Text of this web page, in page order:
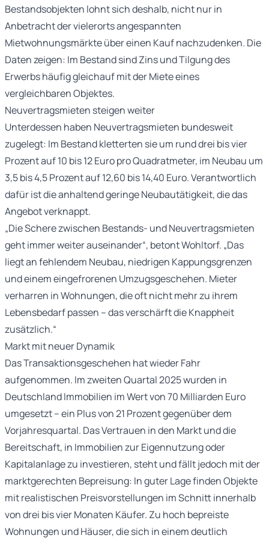
Bestandsobjekten lohnt sich deshalb, nicht nur in
Anbetracht der vielerorts angespannten
Mietwohnungsmärkte über einen Kauf nachzudenken. Die
Daten zeigen: Im Bestand sind Zins und Tilgung des
Erwerbs häufig gleichauf mit der Miete eines
vergleichbaren Objektes.
Neuvertragsmieten steigen weiter
Unterdessen haben Neuvertragsmieten bundesweit
zugelegt: Im Bestand kletterten sie um rund drei bis vier
Prozent auf 10 bis 12 Euro pro Quadratmeter, im Neubau um
3,5 bis 4,5 Prozent auf 12,60 bis 14,40 Euro. Verantwortlich
dafür ist die anhaltend geringe Neubautätigkeit, die das
Angebot verknappt.
„Die Schere zwischen Bestands- und Neuvertragsmieten
geht immer weiter auseinander“, betont Wohltorf. „Das
liegt an fehlendem Neubau, niedrigen Kappungsgrenzen
und einem eingefrorenen Umzugsgeschehen. Mieter
verharren in Wohnungen, die oft nicht mehr zu ihrem
Lebensbedarf passen – das verschärft die Knappheit
zusätzlich.“
Markt mit neuer Dynamik
Das Transaktionsgeschehen hat wieder Fahr
aufgenommen. Im zweiten Quartal 2025 wurden in
Deutschland Immobilien im Wert von 70 Milliarden Euro
umgesetzt – ein Plus von 21 Prozent gegenüber dem
Vorjahresquartal. Das Vertrauen in den Markt und die
Bereitschaft, in Immobilien zur Eigennutzung oder
Kapitalanlage zu investieren, steht und fällt jedoch mit der
marktgerechten Bepreisung: In guter Lage finden Objekte
mit realistischen Preisvorstellungen im Schnitt innerhalb
von drei bis vier Monaten Käufer. Zu hoch bepreiste
Wohnungen und Häuser, die sich in einem deutlich